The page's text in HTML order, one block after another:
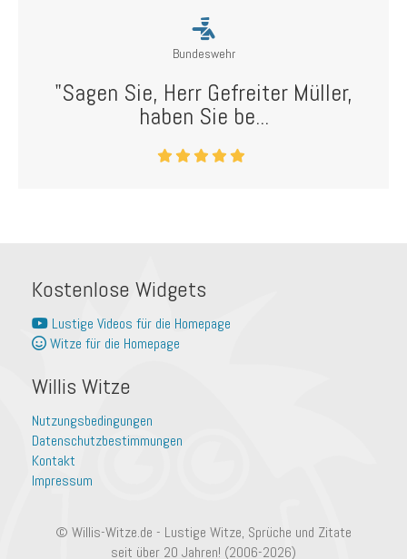
Bundeswehr
"Sagen Sie, Herr Gefreiter Müller,
haben Sie be...
Kostenlose Widgets
Lustige Videos für die Homepage
Witze für die Homepage
Willis Witze
Nutzungsbedingungen
Datenschutzbestimmungen
Kontakt
Impressum
© Willis-Witze.de - Lustige Witze, Sprüche und Zitate
seit über 20 Jahren! (2006-2026)